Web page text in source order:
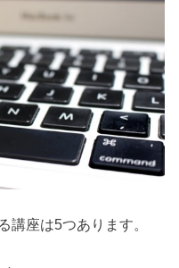
講座は5つあります。